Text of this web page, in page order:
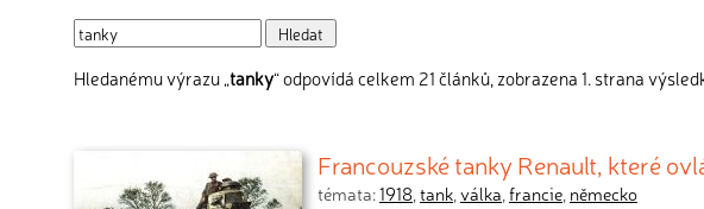
Hledanému výrazu „tanky“ odpovídá celkem 21 článků, zobrazena 1. strana
Francouzské tanky Renault, které
témata:1918,tank,válka,francie, německo